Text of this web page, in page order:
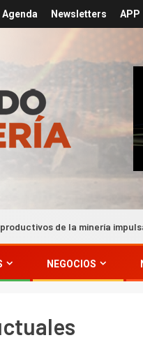
Agenda Newsletters APP
la minería impulsan hasta el
NEGOCIOS